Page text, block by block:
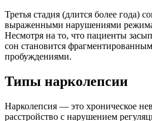
Третья стадия (длится более года)
выраженными нарушениями режима
Несмотря на то, что пациенты
сон становится
пробуждениями.
Типы нарколепсии
Нарколепсия — это хроническое
расстройство с нарушением